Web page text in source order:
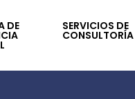
DE SERVICIOS DE
CONSULTORÍA